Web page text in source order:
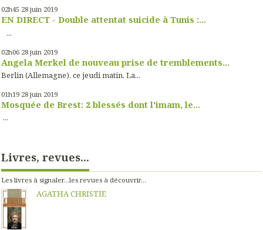
02h45 28 juin 2019
EN DIRECT - Double attentat suicide à Tunis :...
...
02h06 28 juin 2019
Angela Merkel de nouveau prise de tremblements...
Berlin (Allemagne), ce jeudi matin. La...
01h19 28 juin 2019
Mosquée de Brest: 2 blessés dont l'imam, le...
...
Livres, revues...
Les livres à signaler...les revues à découvrir...
AGATHA CHRISTIE